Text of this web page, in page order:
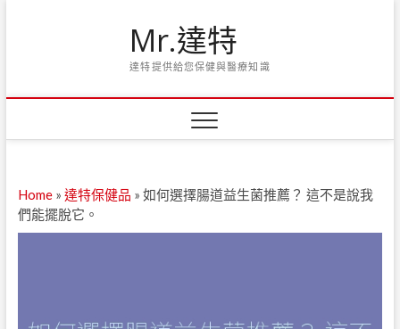
Mr.達特
達特提供給您保健與醫療知識
Home» 達特保健品 » 如何選擇腸道益生菌推薦？ 這不是說我
們能擺脫它。